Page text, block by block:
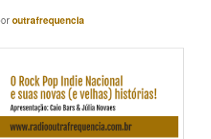
outrafrequencia